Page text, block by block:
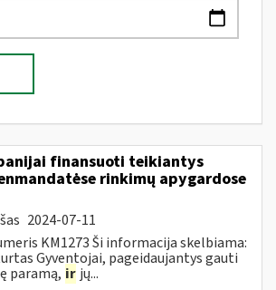
finansuoti teikiantys
rinkimų apygardose
2024-07-11
KM1273 Ši informacija skelbiama:
Gyventojai, pageidaujantys gauti
paramą, ir jų...